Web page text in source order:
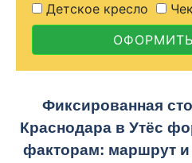
Детское кресло
Чек
Фиксированная
Краснодара в Утёс
факторам: маршрут и